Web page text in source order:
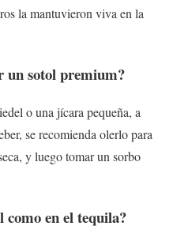
la mantuvieron viva en la
un sotol premium?
o una jícara pequeña, a
se recomienda olerlo para
y luego tomar un sorbo
como en el tequila?